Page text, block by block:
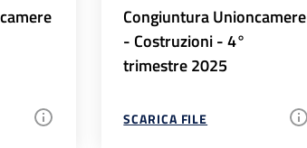
Congiuntura Unioncamere
- Costruzioni - 4°
trimestre 2025
SCARICA FILE